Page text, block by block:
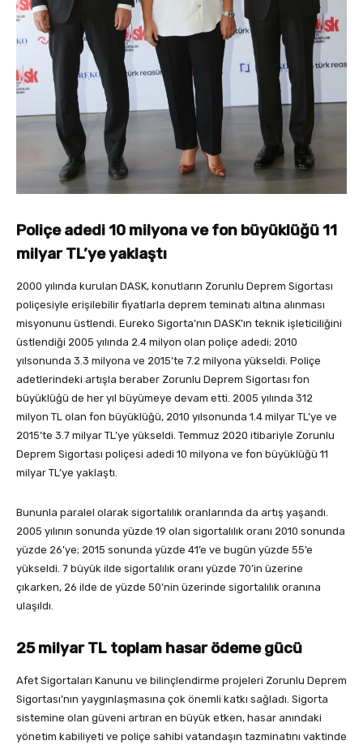
Poliçe adedi 10 milyona ve fon büyüklüğü 11
milyar TL’ye yaklaştı
2000 yılında kurulan DASK, konutların Zorunlu Deprem Sigortası
poliçesiyle erişilebilir fiyatlarla deprem teminatı altına alınması
misyonunu üstlendi. Eureko Sigorta’nın DASK’ın teknik işleticiliğini
üstlendiği 2005 yılında 2.4 milyon olan poliçe adedi; 2010
yılsonunda 3.3 milyona ve 2015’te 7.2 milyona yükseldi. Poliçe
adetlerindeki artışla beraber Zorunlu Deprem Sigortası fon
büyüklüğü de her yıl büyümeye devam etti. 2005 yılında 312
milyon TL olan fon büyüklüğü, 2010 yılsonunda 1.4 milyar TL’ye ve
2015’te 3.7 milyar TL’ye yükseldi. Temmuz 2020 itibariyle Zorunlu
Deprem Sigortası poliçesi adedi 10 milyona ve fon büyüklüğü 11
milyar TL’ye yaklaştı.
Bununla paralel olarak sigortalılık oranlarında da artış yaşandı.
2005 yılının sonunda yüzde 19 olan sigortalılık oranı 2010 sonunda
yüzde 26’ye; 2015 sonunda yüzde 41’e ve bugün yüzde 55’e
yükseldi. 7 büyük ilde sigortalılık oranı yüzde 70’in üzerine
çıkarken, 26 ilde de yüzde 50’nin üzerinde sigortalılık oranına
ulaşıldı.
25 milyar TL toplam hasar ödeme gücü
Afet Sigortaları Kanunu ve bilinçlendirme projeleri Zorunlu Deprem
Sigortası’nın yaygınlaşmasına çok önemli katkı sağladı. Sigorta
sistemine olan güveni artıran en büyük etken, hasar anındaki
yönetim kabiliyeti ve poliçe sahibi vatandaşın tazminatını vaktinde